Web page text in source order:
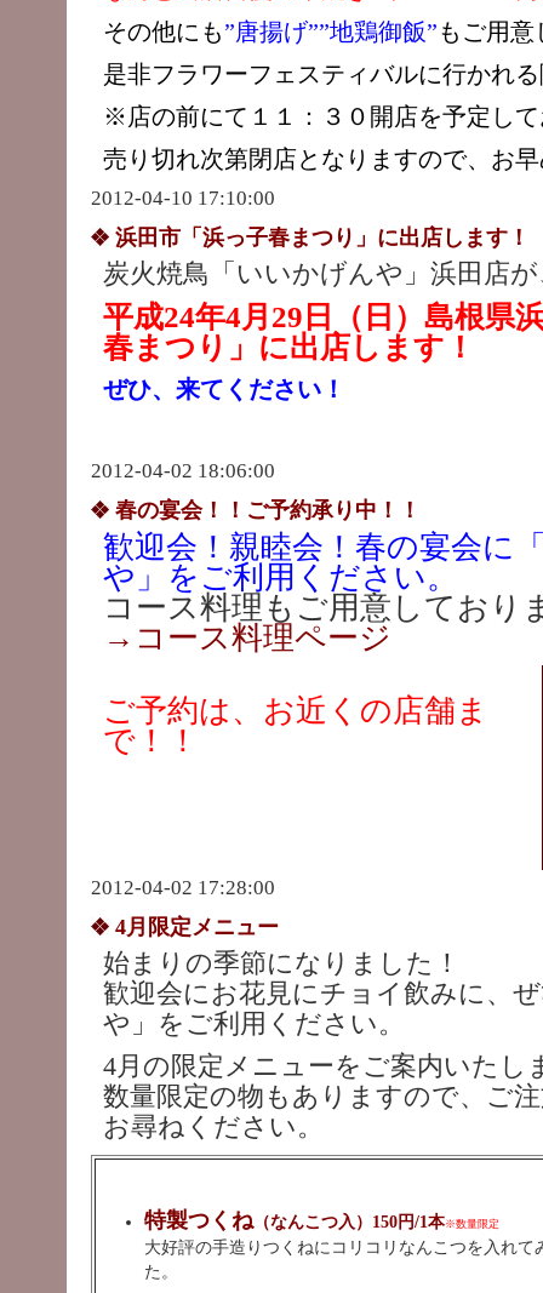
その他にも”唐揚げ””地鶏御飯”もご用
是非フラワーフェスティバルに行かれ
※店の前にて１１：３０開店を予定し
売り切れ次第閉店となりますので、お
2012-04-10 17:10:00
浜田市「浜っ子春まつり」に出店します！
炭火焼鳥「いいかげんや」浜田店が
平成24年4月29日（日）島根県
春まつり」に出店します！
ぜひ、来てください！
2012-04-02 18:06:00
春の宴会！！ご予約承り中！！
歓迎会！親睦会！春の宴会に
や」をご利用ください。
コース料理もご用意しており
→コース料理ページ
ご予約は、お近くの店舗ま
で！！
2012-04-02 17:28:00
4月限定メニュー
始まりの季節になりました！
歓迎会にお花見にチョイ飲みに、
や」をご利用ください。
4月の限定メニューをご案内いたし
数量限定の物もありますので、ご
お尋ねください。
特製つくね（なんこつ入）150円/1本※数量限定
大好評の手造りつくねにコリコリなんこつを入れて
た。